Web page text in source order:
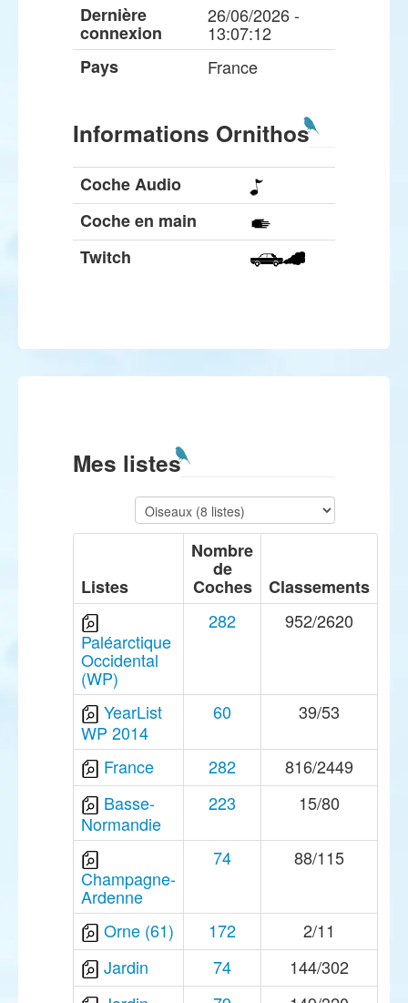
Dernière
connexion
26/06/2026 -
13:07:12
Pays
France
Informations Ornithos
Coche Audio
Coche en main
Twitch
Mes listes
Listes
Nombre
de
Coches Classements
Paléarctique
Occidental
(WP)
282 952/2620
YearList
WP 2014
60 39/53
France 282
816/2449
Basse-
Normandie
223 15/80
Champagne-
Ardenne
74 88/115
Orne (61) 172
2/11
Jardin
74
144/302